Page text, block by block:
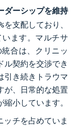
ダーシップを維持
支配しており、
います。マルチサ
合は、クリニッ
ル契約を交渉でき
引き続きトラウマ
が、日常的な処置
小しています。
ッチを占めていま